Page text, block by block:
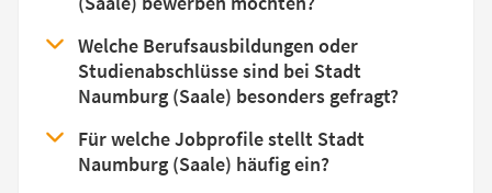
Welche Berufsausbildungen oder
Studienabschlüsse sind bei Stadt
Naumburg (Saale) besonders gefragt?
Für welche Jobprofile stellt Stadt
Naumburg (Saale) häufig ein?